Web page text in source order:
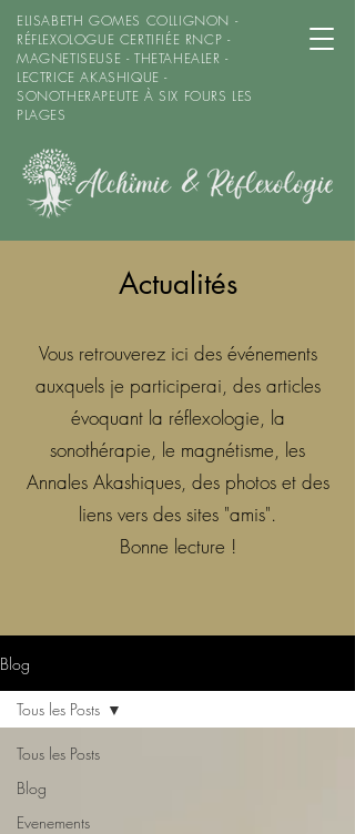
ELISABETH GOMES COLLIGNON -
RÉFLEXOLOGUE CERTIFIÉE RNCP -
MAGNETISEUSE - THETAHEALER -
LECTRICE AKASHIQUE -
SONOTHERAPEUTE À SIX FOURS LES
PLAGES
Actualités
Vous retrouverez ici des événements
auxquels je participerai, des articles
évoquant la réflexologie, la
sonothérapie, le magnétisme, les
Annales Akashiques, des photos et des
liens vers des sites "amis".
Bonne lecture !
Blog
Tous les Posts
Blog
Evenements
Tous les Posts